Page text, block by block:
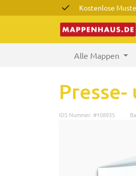
Kostenlose
Alle Mappen
Presse-
IDS Nummer: #108935